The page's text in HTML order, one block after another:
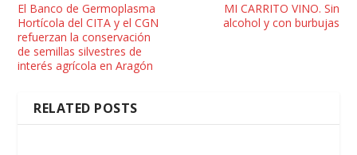
El Banco de Germoplasma
Hortícola del CITA y el CGN
refuerzan la conservación
de semillas silvestres de
interés agrícola en Aragón
MI CARRITO VINO. Sin
alcohol y con burbujas
RELATED POSTS